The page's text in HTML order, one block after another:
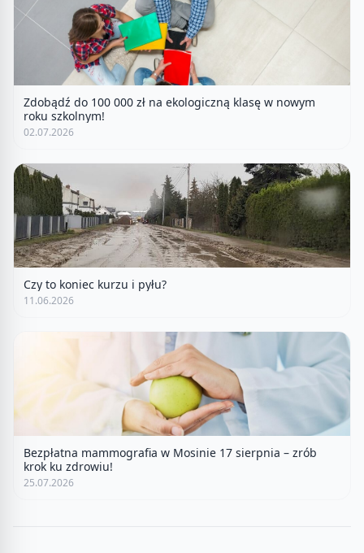
Zdobądź do 100 000 zł na ekologiczną klasę w nowym
roku szkolnym!
02.07.2026
Czy to koniec kurzu i pyłu?
11.06.2026
Bezpłatna mammografia w Mosinie 17 sierpnia – zrób
krok ku zdrowiu!
25.07.2026